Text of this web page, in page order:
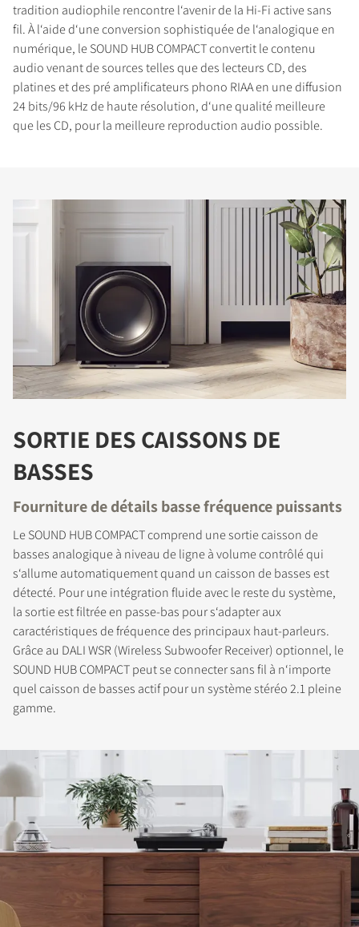
COMPARER LES PRODUITS
tradition audiophile rencontre l‘avenir de la Hi-Fi active sans
fil. À l‘aide d‘une conversion sophistiquée de l‘analogique en
numérique, le SOUND HUB COMPACT convertit le contenu
audio venant de sources telles que des lecteurs CD, des
platines et des pré amplificateurs phono RIAA en une diffusion
24 bits/96 kHz de haute résolution, d‘une qualité meilleure
que les CD, pour la meilleure reproduction audio possible.
SORTIE DES CAISSONS DE
BASSES
Fourniture de détails basse fréquence puissants
Le SOUND HUB COMPACT comprend une sortie caisson de
basses analogique à niveau de ligne à volume contrôlé qui
s‘allume automatiquement quand un caisson de basses est
détecté. Pour une intégration fluide avec le reste du système,
la sortie est filtrée en passe-bas pour s‘adapter aux
caractéristiques de fréquence des principaux haut-parleurs.
Grâce au DALI WSR (Wireless Subwoofer Receiver) optionnel, le
SOUND HUB COMPACT peut se connecter sans fil à n‘importe
quel caisson de basses actif pour un système stéréo 2.1 pleine
gamme.
INSCRIVEZ-VOUS POUR
ACCÉDER AUX
TÉLÉCHARGEMENTS
Remplissez ce formulaire pour accéder
directement à tous les fichiers en
téléchargement verrouillés de notre site Web.